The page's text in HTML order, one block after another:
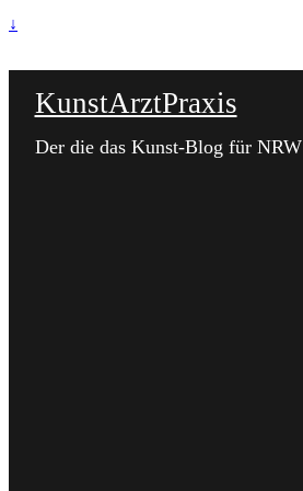
↓
KunstArztPraxis
Der die das Kunst-Blog für NRW